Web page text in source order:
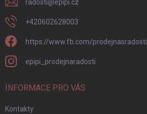
radosti@epipi.cz
+420602628003
https://www.fb.com/prodejnasradosti
epipi_prodejnaradosti
INFORMACE PRO VÁS
Kontakty